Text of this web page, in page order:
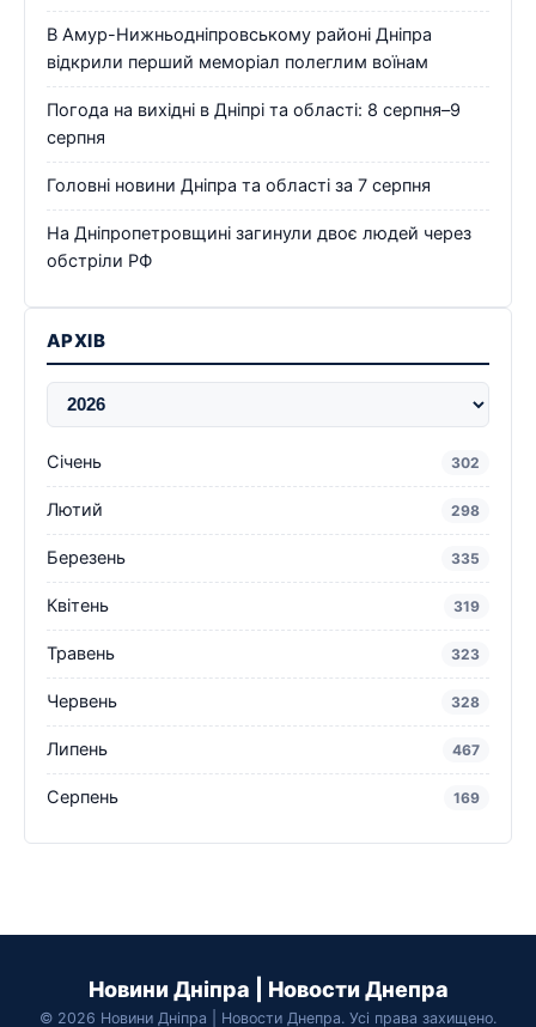
В Амур-Нижньодніпровському районі Дніпра
відкрили перший меморіал полеглим воїнам
Погода на вихідні в Дніпрі та області: 8 серпня–9
серпня
Головні новини Дніпра та області за 7 серпня
На Дніпропетровщині загинули двоє людей через
обстріли РФ
АРХІВ
Січень 302
Лютий 298
Березень 335
Квітень 319
Травень 323
Червень 328
Липень 467
Серпень 169
Новини Дніпра | Новости Днепра
© 2026 Новини Дніпра | Новости Днепра. Усі права захищено.